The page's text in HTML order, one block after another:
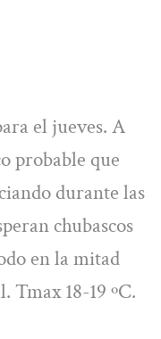
el jueves. A
probable que
durante las
chubascos
en la mitad
18-19 ºC.